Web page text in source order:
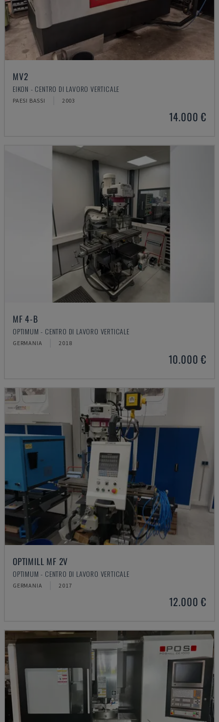
MV2
EIKON - CENTRO DI LAVORO VERTICALE
PAESI BASSI 2003
14.000 €
MF 4-B
OPTIMUM - CENTRO DI LAVORO VERTICALE
GERMANIA 2018
10.000 €
OPTIMILL MF 2V
OPTIMUM - CENTRO DI LAVORO VERTICALE
GERMANIA 2017
12.000 €